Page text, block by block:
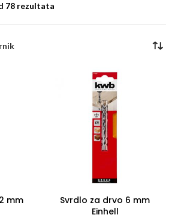
78 rezultata
mm
Svrdlo za drvo 6 mm
Einhell